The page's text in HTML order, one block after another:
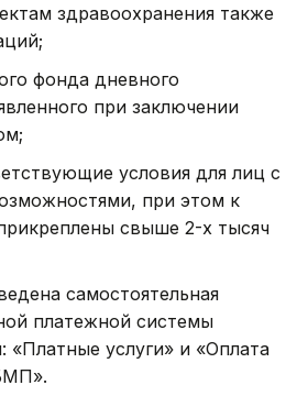
здравоохранения также
фонда дневного
при заключении
условия для лиц с
при этом к
свыше 2-х тысяч
самостоятельная
платежной системы
«Платные услуги» и «Оплата